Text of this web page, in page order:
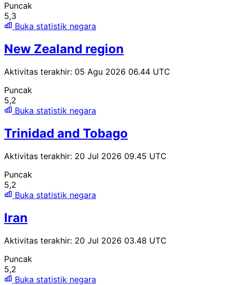
Puncak
5,3
Buka statistik negara
New Zealand region
Aktivitas terakhir: 05 Agu 2026 06.44 UTC
Puncak
5,2
Buka statistik negara
Trinidad and Tobago
Aktivitas terakhir: 20 Jul 2026 09.45 UTC
Puncak
5,2
Buka statistik negara
Iran
Aktivitas terakhir: 20 Jul 2026 03.48 UTC
Puncak
5,2
Buka statistik negara